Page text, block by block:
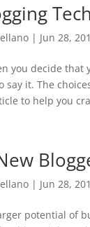
| Jun 28,
you decide that
say it. The
to help you
| Jun 28,
potential of